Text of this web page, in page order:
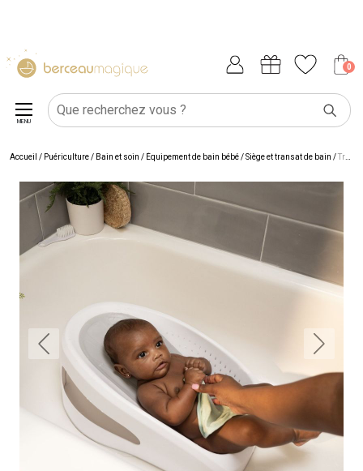
0
MENU
Accueil / Puériculture/ Bain et soin / Équipement de bain bébé/Siège et transat de bain /Transat de bain bébé